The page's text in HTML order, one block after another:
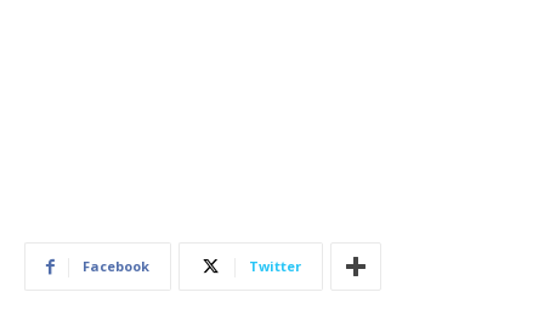
Facebook Twitter